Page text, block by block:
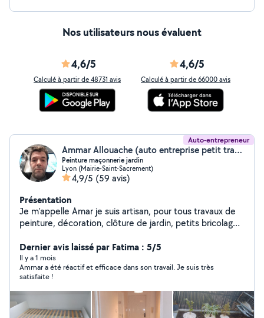
Nos utilisateurs nous évaluent
4,6/5
Calculé à partir de 48731 avis
4,6/5
Calculé à partir de 66000 avis
Auto-entrepreneur
Ammar Allouache (auto entreprise petit travaux)
Peinture maçonnerie jardin
Lyon (Mairie-Saint-Sacrement)
4,9/5 (59 avis)
Présentation
Je m'appelle Amar je suis artisan, pour tous travaux de
peinture, décoration, clôture de jardin, petits bricolages
fabrication dressing, réparation du volet roulant et
montage de cuisine.
Dernier avis laissé par Fatima : 5/5
Il y a 1 mois
Ammar a été réactif et efficace dans son travail. Je suis très
satisfaite !